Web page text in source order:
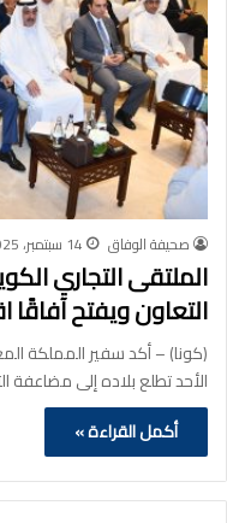
صحيفة الوفاق 14 سبتمبر، 2025
الملتقى التجاري
التعاون ويفتح
(كونا) – أكد سفير المملكة
الأحد تطلع بلاده إلى مضاعفة
أكمل القراءة »